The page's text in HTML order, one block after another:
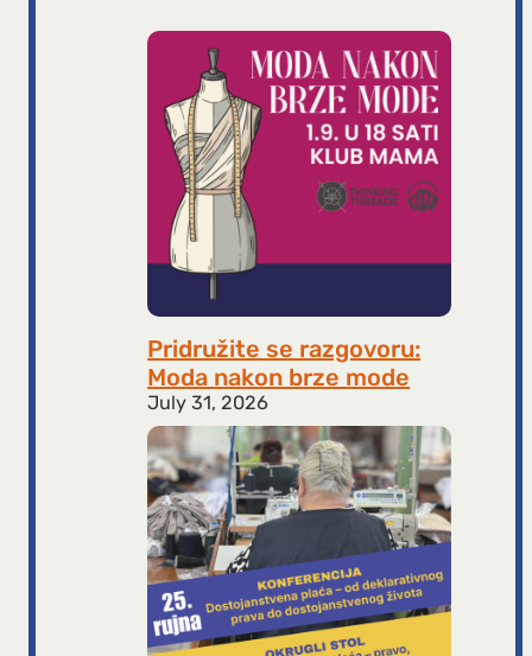
Pridružite se razgovoru:
Moda nakon brze mode
July 31, 2026